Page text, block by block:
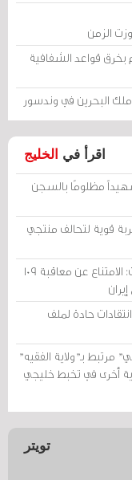
الزمن
قواعد الشفافية
البحرين في وندسور
اقرأ في الخليج
مظلومًا بالسجن
قوية لتحالف منتجي
محكمة «أمن الدولة» في الكويت: الامتناع عن معاقبة 109
حادة لملف
مرتبط بـ"ولاية الفقيه"
أخرى في تخبط خليجي
تويتر